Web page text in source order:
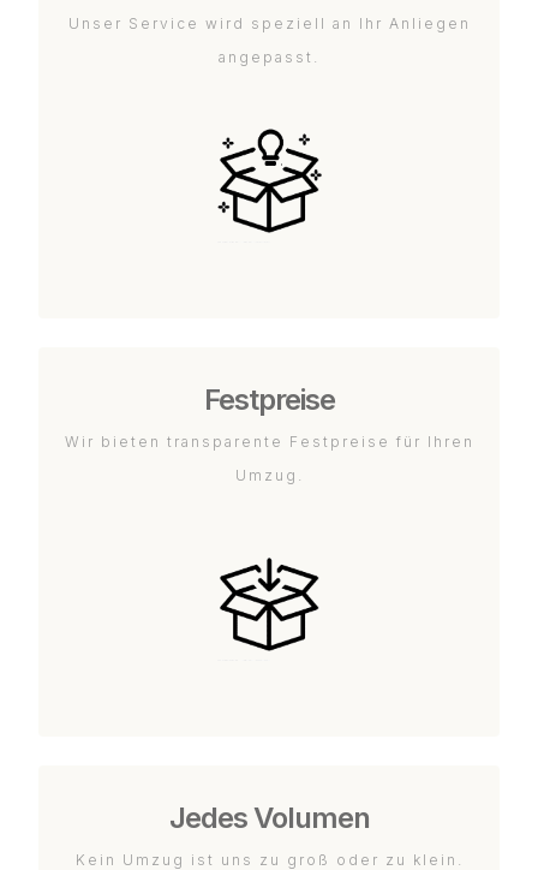
Unser Service wird speziell an Ihr Anliegen
angepasst.
Festpreise
Wir bieten transparente Festpreise für Ihren
Umzug.
Jedes Volumen
Kein Umzug ist uns zu groß oder zu klein.